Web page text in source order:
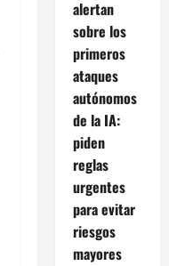
alertan
sobre los
primeros
ataques
autónomos
de la IA:
piden
reglas
urgentes
para evitar
riesgos
mayores